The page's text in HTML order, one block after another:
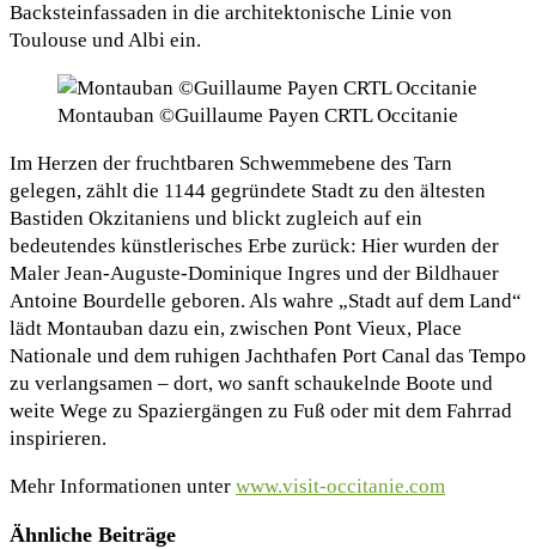
Backsteinfassaden in die architektonische Linie von
Toulouse und Albi ein.
Montauban ©Guillaume Payen CRTL Occitanie
Im Herzen der fruchtbaren Schwemmebene des Tarn
gelegen, zählt die 1144 gegründete Stadt zu den ältesten
Bastiden Okzitaniens und blickt zugleich auf ein
bedeutendes künstlerisches Erbe zurück: Hier wurden der
Maler Jean-Auguste-Dominique Ingres und der Bildhauer
Antoine Bourdelle geboren. Als wahre „Stadt auf dem Land“
lädt Montauban dazu ein, zwischen Pont Vieux, Place
Nationale und dem ruhigen Jachthafen Port Canal das Tempo
zu verlangsamen – dort, wo sanft schaukelnde Boote und
weite Wege zu Spaziergängen zu Fuß oder mit dem Fahrrad
inspirieren.
Mehr Informationen unter www.visit-occitanie.com
Ähnliche Beiträge